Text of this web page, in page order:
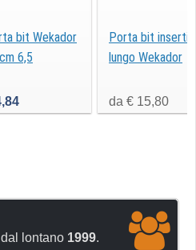
bit Wekador
6,5
Porta bit inserti
lungo Wekador
da € 15,80
lontano 1999.